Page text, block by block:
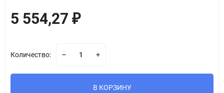
5 554,27 ₽
Количество:
В КОРЗИНУ